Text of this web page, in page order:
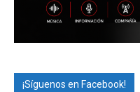
¡Síguenos en Facebook!